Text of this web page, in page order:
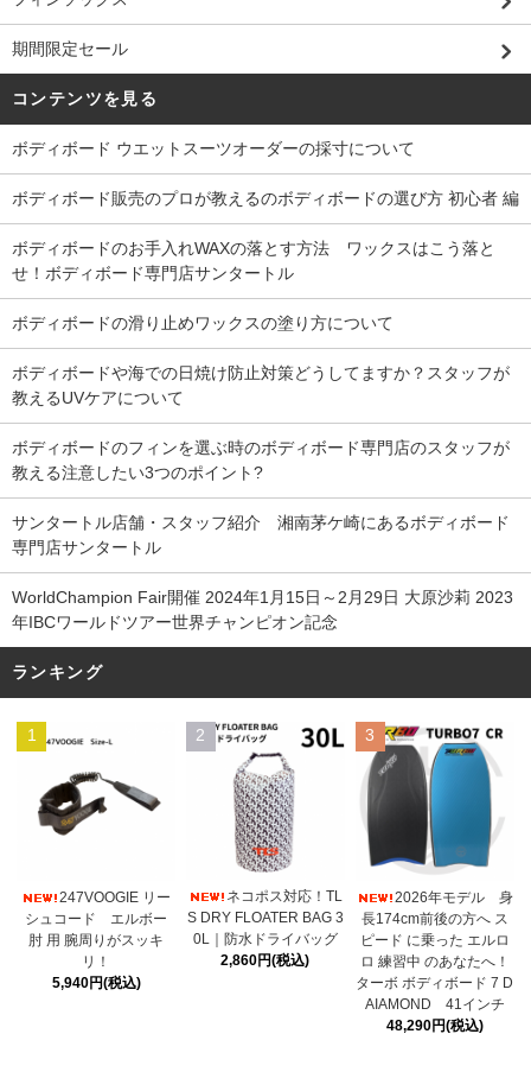
期間限定セール
コンテンツを見る
ボディボード ウエットスーツオーダーの採寸について
ボディボード販売のプロが教えるのボディボードの選び方 初心者 編
ボディボードのお手入れWAXの落とす方法 ワックスはこう落と
せ！ボディボード専門店サンタートル
ボディボードの滑り止めワックスの塗り方について
ボディボードや海での日焼け防止対策どうしてますか？スタッフが
教えるUVケアについて
ボディボードのフィンを選ぶ時のボディボード専門店のスタッフが
教える注意したい3つのポイント?
サンタートル店舗・スタッフ紹介 湘南茅ケ崎にあるボディボード
専門店サンタートル
WorldChampion Fair開催 2024年1月15日～2月29日 大原沙莉 2023
年IBCワールドツアー世界チャンピオン記念
ランキング
1
247VOOGIE リー
シュコード エルボー
肘 用 腕周りがスッキ
リ！
5,940円(税込)
2
ネコポス対応！TL
S DRY FLOATER BAG 3
0L｜防水ドライバッグ
2,860円(税込)
3
2026年モデル 身
長174cm前後の方へ ス
ピード に乗った エルロ
ロ 練習中 のあなたへ！
ターボ ボディボード 7 D
AIAMOND 41インチ
48,290円(税込)